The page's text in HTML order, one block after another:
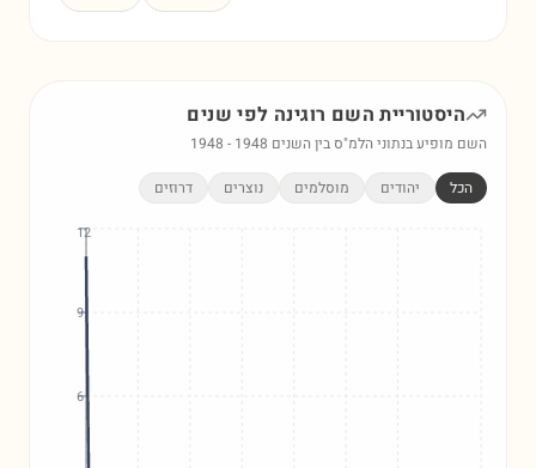
היסטוריית השם רוגינה לפי שנים
השם מופיע בנתוני הלמ"ס בין השנים 1948 - 1948
הכל יהודים מוסלמים נוצרים דרוזים
6
9
12